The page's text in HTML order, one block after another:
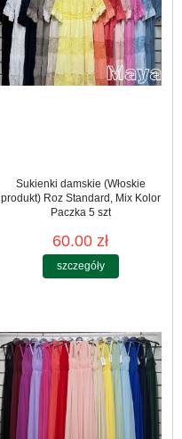
Sukienki damskie (Włoskie
produkt) Roz Standard, Mix Kolor
Paczka 5 szt
60.00 zł
szczegóły